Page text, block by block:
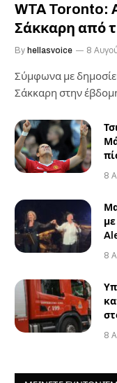
WTA Toronto:
Σάκκαρη από
By hellasvoice 8
Σύμφωνα με
Σάκκαρη στην
8
8
8